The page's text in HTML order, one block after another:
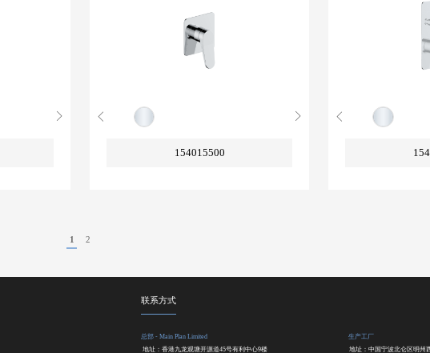
154015500
1 2
联系方式
总部 - Main Plan Limited
生产工厂
地址：香港九龙观塘开源道45号有利中心9楼 地址：中国宁波北仑区明州